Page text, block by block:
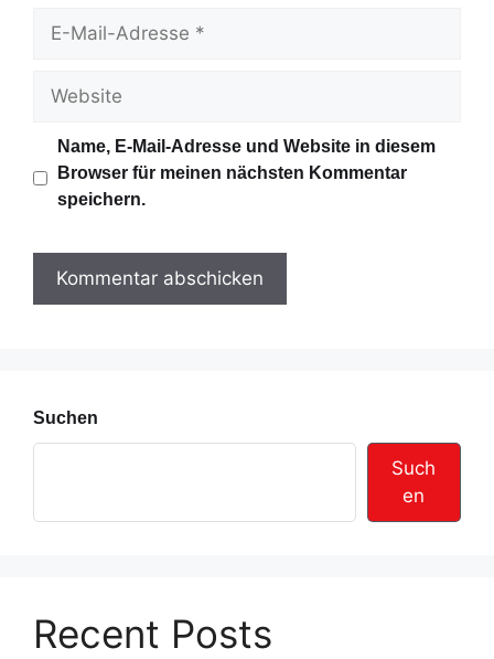
-
r
s
i
Name, E-Mail-Adresse und Website in diesem
Browser für meinen nächsten Kommentar
speichern.
Suchen
Such
en
Recent Posts